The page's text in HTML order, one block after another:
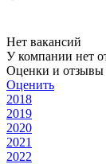
Нет вакансий
У компании нет
Оценки и отзывы
Оценить
2018
2019
2020
2021
2022